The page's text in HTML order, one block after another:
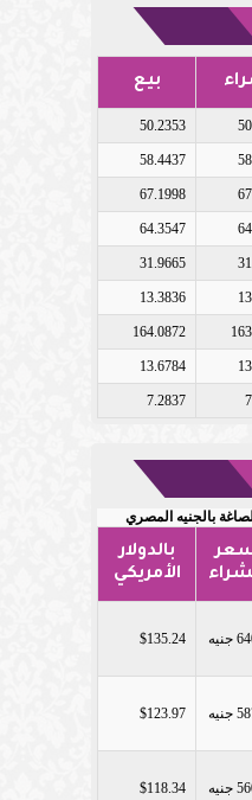
بيع
50.2353
58.4437
67.1998
64.3547
31.9665
13.3836
164.0872
13.6784
7.2837
بالجنيه المصري
بالدولار
الأمريكي
$135.24
$123.97
$118.34